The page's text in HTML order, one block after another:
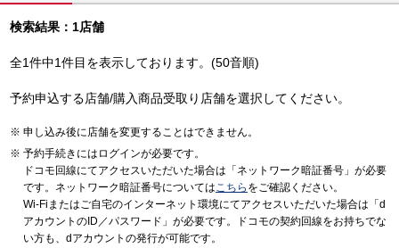
検索結果：1店舗
全1件中1件目を表示しております。(50音順)
予約申込する店舗/購入商品受取り店舗を選択してください。
申し込み後に店舗を変更することはできません。
予約手続きにはログインが必要です。
ドコモ回線にてアクセスいただいた場合は「ネットワーク暗証番号」が必要
です。ネットワーク暗証番号についてはこちら をご確認ください。
Wi-Fiまたはご自宅のインターネット環境にてアクセスいただいた場合は「d
アカウントのID／パスワード」が必要です。ドコモの契約回線をお持ちでな
い方も、dアカウントの発行が可能です。